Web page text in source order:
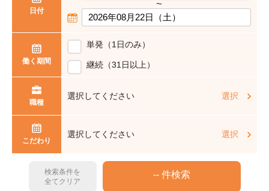
日付
〜
働く期間
単発（1日のみ）
継続（31日以上）
職種
選択してください 選択
こだわり
選択してください 選択
検索条件を
全てクリア